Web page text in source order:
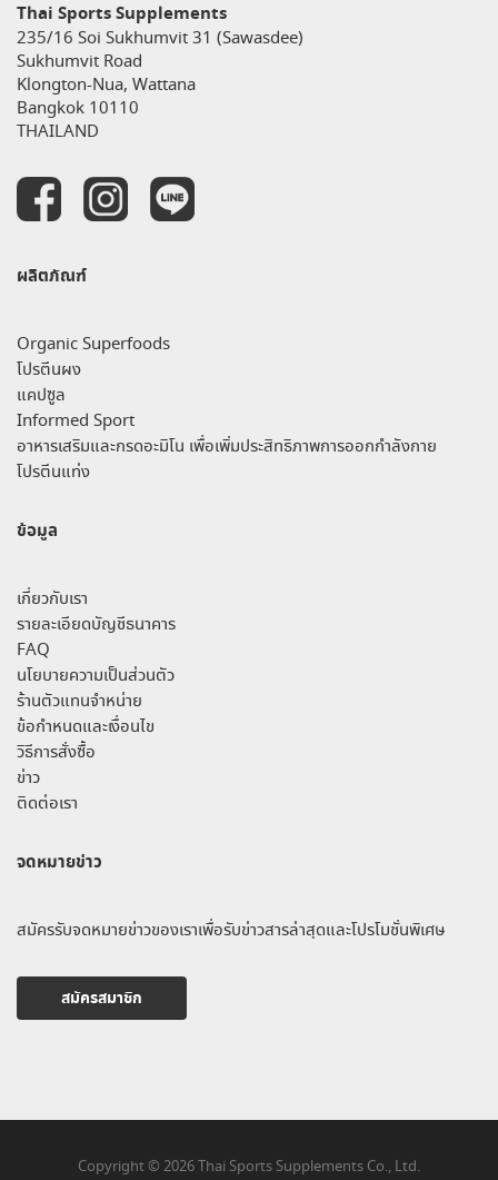
Thai Sports Supplements
235/16 Soi Sukhumvit 31 (Sawasdee)
Sukhumvit Road
Klongton-Nua, Wattana
Bangkok 10110
THAILAND
ผลิตภัณฑ์
Organic Superfoods
โปรตีนผง
แคปซูล
Informed Sport
อาหารเสริมและกรดอะมิโน เพื่อเพิ่มประสิทธิภาพการออกกำลังกาย
โปรตีนแท่ง
ข้อมูล
เกี่ยวกับเรา
รายละเอียดบัญชีธนาคาร
FAQ
นโยบายความเป็นส่วนตัว
ร้านตัวแทนจำหน่าย
ข้อกำหนดและเงื่อนไข
วิธีการสั่งซื้อ
ข่าว
ติดต่อเรา
จดหมายข่าว
สมัครรับจดหมายข่าวของเราเพื่อรับข่าวสารล่าสุดและโปรโมชั่นพิเศษ
สมัครสมาชิก
Copyright © 2026 Thai Sports Supplements Co., Ltd.